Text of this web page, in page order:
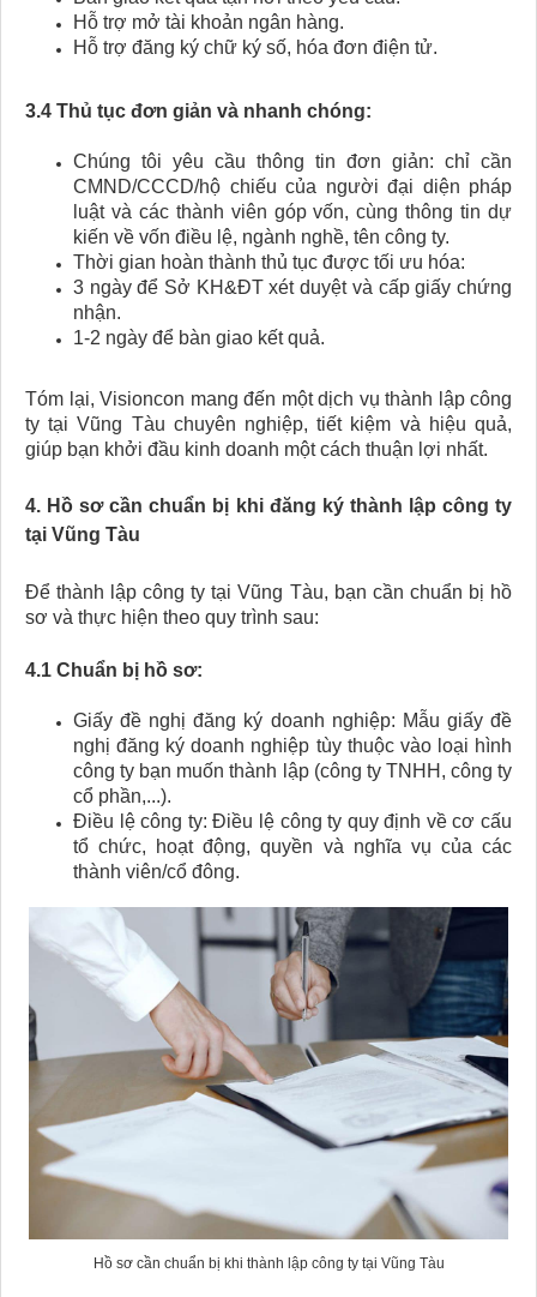
Hỗ trợ mở tài khoản ngân hàng.
Hỗ trợ đăng ký chữ ký số, hóa đơn điện tử.
3.4 Thủ tục đơn giản và nhanh chóng:
Chúng tôi yêu cầu thông tin đơn giản: chỉ cần
CMND/CCCD/hộ chiếu của người đại diện pháp
luật và các thành viên góp vốn, cùng thông tin dự
kiến về vốn điều lệ, ngành nghề, tên công ty.
Thời gian hoàn thành thủ tục được tối ưu hóa:
3 ngày để Sở KH&ĐT xét duyệt và cấp giấy chứng
nhận.
1-2 ngày để bàn giao kết quả.
Tóm lại, Visioncon mang đến một dịch vụ thành lập công
ty tại Vũng Tàu chuyên nghiệp, tiết kiệm và hiệu quả,
giúp bạn khởi đầu kinh doanh một cách thuận lợi nhất.
4. Hồ sơ cần chuẩn bị khi đăng ký thành lập công ty
tại Vũng Tàu
Để thành lập công ty tại Vũng Tàu, bạn cần chuẩn bị hồ
sơ và thực hiện theo quy trình sau:
4.1 Chuẩn bị hồ sơ:
Giấy đề nghị đăng ký doanh nghiệp: Mẫu giấy đề
nghị đăng ký doanh nghiệp tùy thuộc vào loại hình
công ty bạn muốn thành lập (công ty TNHH, công ty
cổ phần,...).
Điều lệ công ty: Điều lệ công ty quy định về cơ cấu
tổ chức, hoạt động, quyền và nghĩa vụ của các
thành viên/cổ đông.
Hồ sơ cần chuẩn bị khi thành lập công ty tại Vũng Tàu